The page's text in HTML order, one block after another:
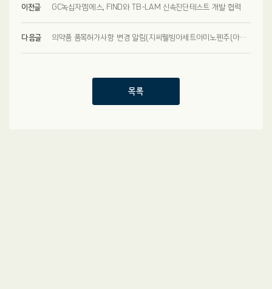
이전글 GC녹십자엠에스, FIND와 TB-LAM 신속진단테스트 개발 협력
다음글 의약품 품목허가사항 변경 알림(지씨웰빙아세트아미노펜주(아세트아미노펜))
목록